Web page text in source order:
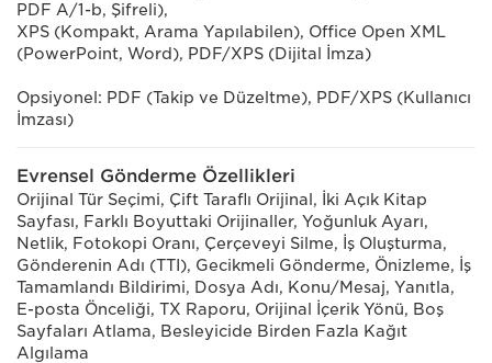
PDF A/1-b, Şifreli),
XPS (Kompakt, Arama Yapılabilen), Office Open XML
(PowerPoint, Word), PDF/XPS (Dijital İmza)
Opsiyonel: PDF (Takip ve Düzeltme), PDF/XPS (Kullanıcı
İmzası)
Evrensel Gönderme Özellikleri
Orijinal Tür Seçimi, Çift Taraflı Orijinal, İki Açık Kitap
Sayfası, Farklı Boyuttaki Orijinaller, Yoğunluk Ayarı,
Netlik, Fotokopi Oranı, Çerçeveyi Silme, İş Oluşturma,
Gönderenin Adı (TTI), Gecikmeli Gönderme, Önizleme, İş
Tamamlandı Bildirimi, Dosya Adı, Konu/Mesaj, Yanıtla,
E-posta Önceliği, TX Raporu, Orijinal İçerik Yönü, Boş
Sayfaları Atlama, Besleyicide Birden Fazla Kağıt
Algılama